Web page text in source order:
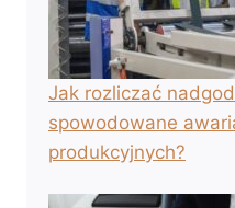
Jak rozliczać
spowodowane
produkcyjnych?